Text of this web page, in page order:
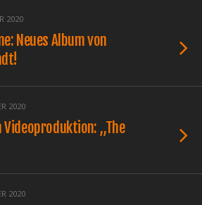
2020
Neues Album von
2020
„The
2020